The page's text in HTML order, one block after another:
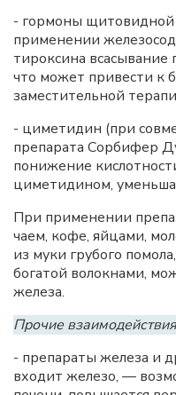
- гормоны
применении
тироксина всасывание
что может привести к
заместительной
- циметидин (при
препарата Сорбифер
понижение
циметидином,
При применении
чаем, кофе, яйцами,
из муки грубого
богатой волокнами,
железа.
Прочие взаимодействия
- препараты железа и
входит железо, —